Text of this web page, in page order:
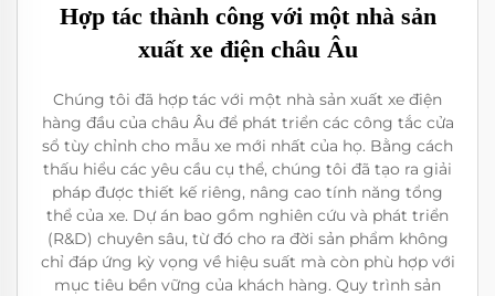
Hợp tác thành công với một nhà sản
xuất xe điện châu Âu
Chúng tôi đã hợp tác với một nhà sản xuất xe điện
hàng đầu của châu Âu để phát triển các công tắc cửa
sổ tùy chỉnh cho mẫu xe mới nhất của họ. Bằng cách
thấu hiểu các yêu cầu cụ thể, chúng tôi đã tạo ra giải
pháp được thiết kế riêng, nâng cao tính năng tổng
thể của xe. Dự án bao gồm nghiên cứu và phát triển
(R&D) chuyên sâu, từ đó cho ra đời sản phẩm không
chỉ đáp ứng kỳ vọng về hiệu suất mà còn phù hợp với
mục tiêu bền vững của khách hàng. Quy trình sản